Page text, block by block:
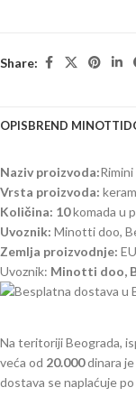
Share:
OPISBREND MINOTTI
Naziv proizvoda:
Vrsta proizvoda:
Količina: 10komada u
Uvoznik: Minotti doo,
Zemlja proizvodnje: EU
Uvoznik: Minotti doo,
Na teritoriji Beograda,
veća od 20.000dinara je
dostava se naplaćuje